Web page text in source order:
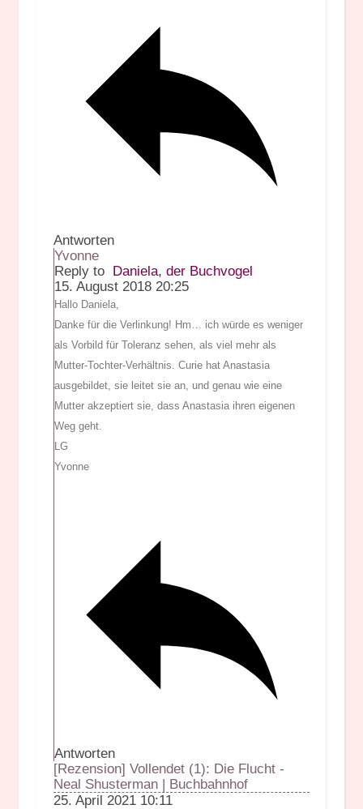
Antworten
Yvonne
Reply to Daniela, der Buchvogel
15. August 2018 20:25
Hallo Daniela,
Danke für die Verlinkung! Hm… ich würde es weniger
als Vorbild für Toleranz sehen, als viel mehr als
Mutter-Tochter-Verhältnis. Curie hat Anastasia
ausgebildet, sie leitet sie an, und genau wie eine
Mutter akzeptiert sie, dass Anastasia ihren eigenen
Weg geht.
LG
Yvonne
Antworten
[Rezension] Vollendet (1): Die Flucht -
Neal Shusterman | Buchbahnhof
25. April 2021 10:11